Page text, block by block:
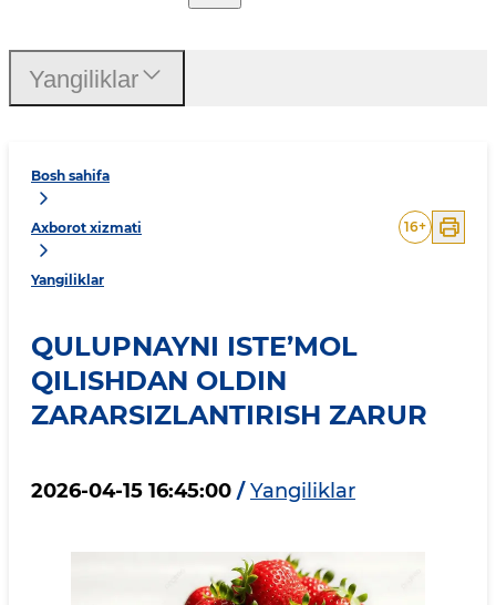
Bosh sahifa
Axborot xizmati
Yangiliklar
16+
QULUPNAYNI ISTE’MOL
QILISHDAN OLDIN
ZARARSIZLANTIRISH ZARUR
2026-04-15 16:45:00 / Yangiliklar
Yangiliklar